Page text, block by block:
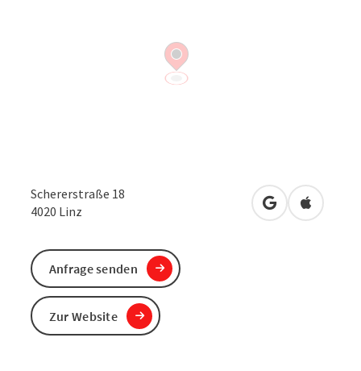
Schererstraße 18
4020 Linz in Googlein Apple
Anfrage senden
Zur Website